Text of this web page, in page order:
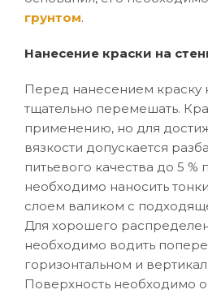
грунтом.
Нанесение краски на
Перед нанесением краску
тщательно перемешать.
применению, но для
вязкости допускается
питьевого качества до 5 %
необходимо наносить
слоем валиком с
Для хорошего
необходимо водить
горизонтальном и
Поверхность необходимо